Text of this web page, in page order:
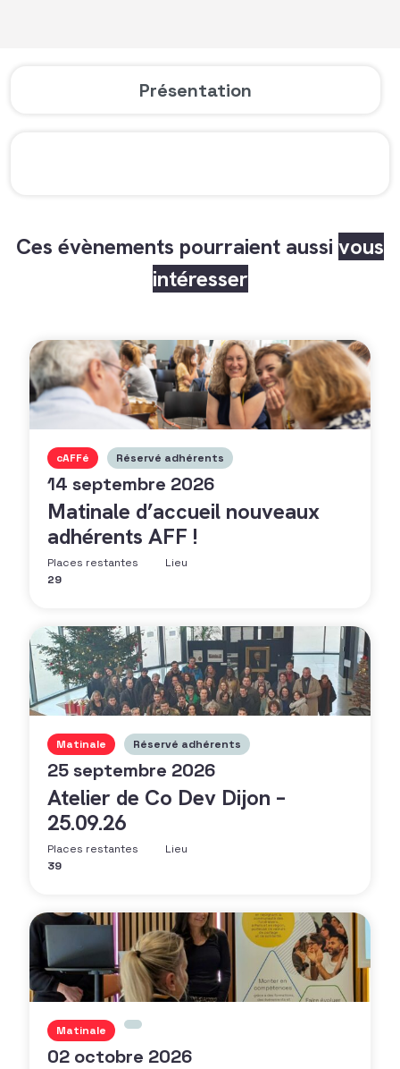
Présentation
Ces évènements pourraient aussi vous
intéresser
cAFFé Réservé adhérents
14 septembre 2026
Matinale d’accueil nouveaux
adhérents AFF !
Places restantes
29
Lieu
Matinale Réservé adhérents
25 septembre 2026
Atelier de Co Dev Dijon –
25.09.26
Places restantes
39
Lieu
Matinale
02 octobre 2026